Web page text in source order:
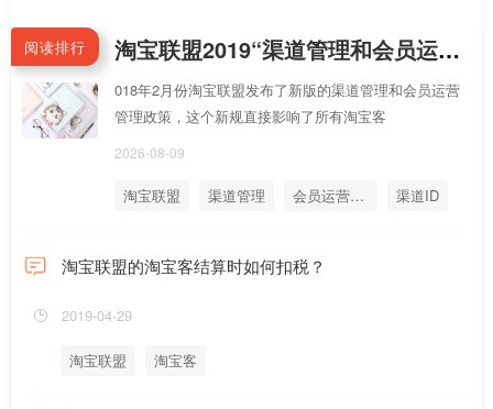
阅读排行 淘宝联盟2019“渠道管理和会员运营管理”新规分享1：如何使用渠道ID和会员运营ID的API绑定客户
018年2月份淘宝联盟发布了新版的渠道管理和会员运营
管理政策，这个新规直接影响了所有淘宝客
2026-08-09
淘宝联盟 渠道管理 会员运营管理
渠道ID
淘宝联盟的淘宝客结算时如何扣税？
2019-04-29
淘宝联盟 淘宝客